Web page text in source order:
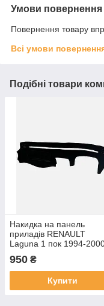
Умови повернення
Повернення товару
Всі умови
Подібні товари
Накидка на панель
приладів RENAULT
Laguna 1 пок 1994-
Чохол/накидка на
авто Рено Лагуна
950 ₴
Купити